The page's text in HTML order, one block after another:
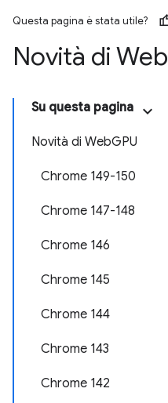
Questa pagina è stata utile?
Novità di Web
Su questa pagina
Novità di WebGPU
Chrome 149-150
Chrome 147-148
Chrome 146
Chrome 145
Chrome 144
Chrome 143
Chrome 142